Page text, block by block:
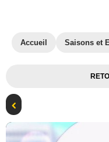
Accueil Saisons et